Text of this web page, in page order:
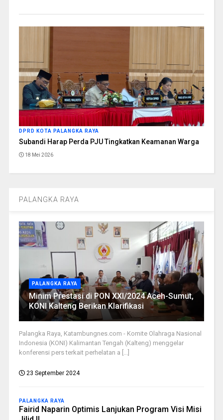
DPRD KOTA PALANGKA RAYA
Subandi Harap Perda PJU Tingkatkan Keamanan Warga
18 Mei 2026
PALANGKA RAYA
PALANGKA RAYA
Minim Prestasi di PON XXI/2024 Aceh-Sumut,
KONI Kalteng Berikan Klarifikasi
Palangka Raya, Katambungnes.com - Komite Olahraga Nasional
Indonesia (KONI) Kalimantan Tengah (Kalteng) menggelar
konferensi pers terkait perhelatan a [...]
23 September 2024
PALANGKA RAYA
Fairid Naparin Optimis Lanjukan Program Visi Misi